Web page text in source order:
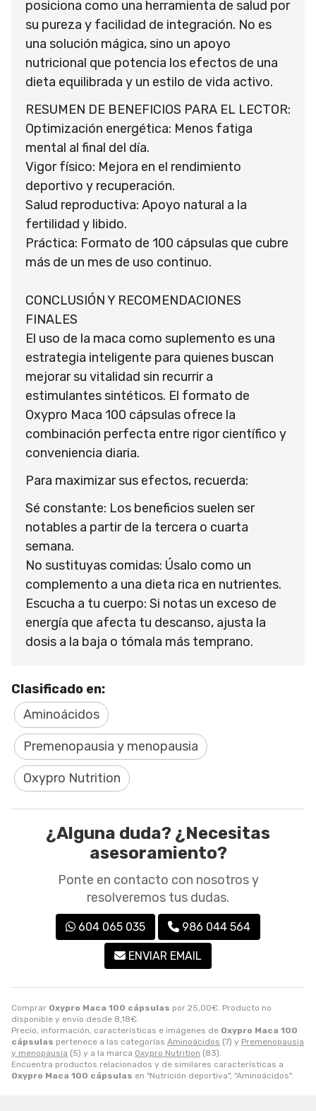
Comprar Oxypro Maca 100 cápsulas por 25,00€. Producto no
disponible y envío desde 8,18€.
Precio, información, características e imágenes de Oxypro Maca 100
cápsulas pertenece a las categorías Aminoácidos (7) y Premenopausia
y menopausia (5) y a la marca Oxypro Nutrition (83).
Encuentra productos relacionados y de similares características a
Oxypro Maca 100 cápsulas en "Nutrición deportiva", "Aminoácidos".
posiciona como una herramienta de salud por
su pureza y facilidad de integración. No es
una solución mágica, sino un apoyo
nutricional que potencia los efectos de una
dieta equilibrada y un estilo de vida activo.
RESUMEN DE BENEFICIOS PARA EL LECTOR:
Optimización energética: Menos fatiga
mental al final del día.
Vigor físico: Mejora en el rendimiento
deportivo y recuperación.
Salud reproductiva: Apoyo natural a la
fertilidad y libido.
Práctica: Formato de 100 cápsulas que cubre
más de un mes de uso continuo.
CONCLUSIÓN Y RECOMENDACIONES
FINALES
El uso de la maca como suplemento es una
estrategia inteligente para quienes buscan
mejorar su vitalidad sin recurrir a
estimulantes sintéticos. El formato de
Oxypro Maca 100 cápsulas ofrece la
combinación perfecta entre rigor científico y
conveniencia diaria.
Para maximizar sus efectos, recuerda:
Sé constante: Los beneficios suelen ser
notables a partir de la tercera o cuarta
semana.
No sustituyas comidas: Úsalo como un
complemento a una dieta rica en nutrientes.
Escucha a tu cuerpo: Si notas un exceso de
energía que afecta tu descanso, ajusta la
dosis a la baja o tómala más temprano.
Clasificado en:
Aminoácidos
Premenopausia y menopausia
Oxypro Nutrition
¿Alguna duda? ¿Necesitas
asesoramiento?
Ponte en contacto con nosotros y
resolveremos tus dudas.
604 065 035 986 044 564
ENVIAR EMAIL